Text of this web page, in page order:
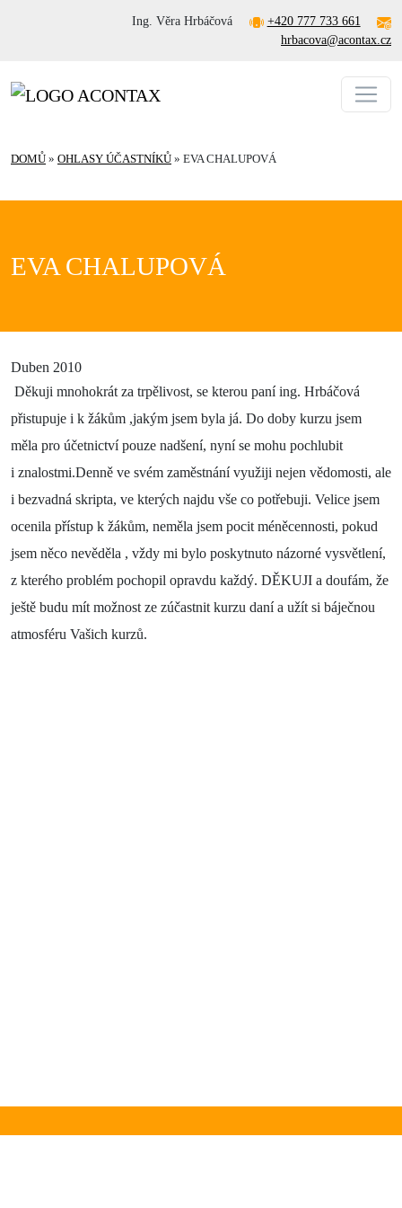
Ing. Věra Hrbáčová
+420 777 733 661
hrbacova@acontax.cz
DOMŮ » OHLASY ÚČASTNÍKŮ » EVA CHALUPOVÁ
EVA CHALUPOVÁ
Duben 2010
Děkuji mnohokrát za trpělivost, se kterou paní ing. Hrbáčová
přistupuje i k žákům ,jakým jsem byla já. Do doby kurzu jsem
měla pro účetnictví pouze nadšení, nyní se mohu pochlubit
i znalostmi.Denně ve svém zaměstnání využiji nejen vědomosti, ale
i bezvadná skripta, ve kterých najdu vše co potřebuji. Velice jsem
ocenila přístup k žákům, neměla jsem pocit méněcennosti, pokud
jsem něco nevěděla , vždy mi bylo poskytnuto názorné vysvětlení,
z kterého problém pochopil opravdu každý. DĚKUJI a doufám, že
ještě budu mít možnost ze zúčastnit kurzu daní a užít si báječnou
atmosféru Vašich kurzů.